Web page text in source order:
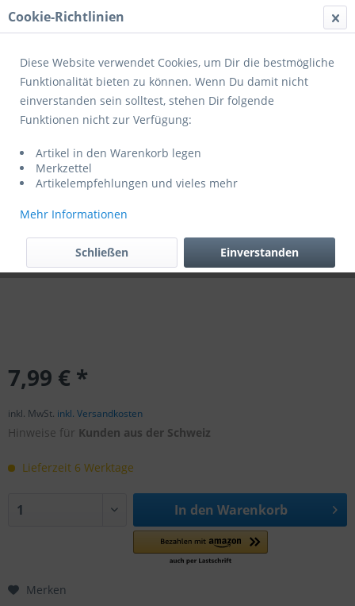
Menü
Übersicht Derbystar
7,99 € *
inkl. MwSt. inkl. Versandkosten
Hinweise für Kunden aus der Schweiz
Lieferzeit 6 Werktage
In den Warenkorb
Merken
Cookie-Richtlinien
Diese Website verwendet Cookies, um Dir die bestmögliche
Funktionalität bieten zu können. Wenn Du damit nicht
einverstanden sein solltest, stehen Dir folgende
Funktionen nicht zur Verfügung:
Artikel in den Warenkorb legen
Merkzettel
Artikelempfehlungen und vieles mehr
Mehr Informationen
Einverstanden
Schließen